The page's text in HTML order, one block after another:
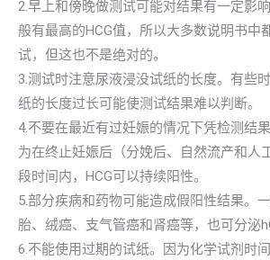
2.早上和傍晚做测试可能对结果有一定影
般有最高的HCG值，所以大多数说明书中
试，但这也不是绝对的。
3.测试时注意尿液浸没试纸的长度。有些
纸的长度过长可能使测试结果难以判断。
4.不要在最近有过妊娠的情况下凭检测结
为在终止妊娠后（分娩后、自然流产和人
段时间内，HCG可以持续阳性。
5.部分疾病和药物可能造成假阳性结果。
胎、绒癌、支气管癌和肾癌等，也可分泌
6.不能使用过期的试纸。因为化学试剂时